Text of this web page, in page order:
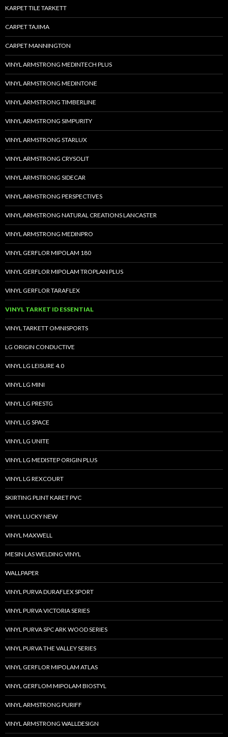
KARPET TILE TARKETT
CARPET TAJIMA
CARPET MANNINGTON
VINYL ARMSTRONG MEDINTECH PLUS
VINYL ARMSTRONG MEDINTONE
VINYL ARMSTRONG TIMBERLINE
VINYL ARMSTRONG SIMPURITY
VINYL ARMSTRONG STARLUX
VINYL ARMSTRONG CRYSOLIT
VINYL ARMSTRONG SIDECAR
VINYL ARMSTRONG PERSPECTIVES
VINYL ARMSTRONG NATURAL CREATIONS LANCASTER
VINYL ARMSTRONG MEDINPRO
VINYL GERFLOR MIPOLAM 180
VINYL GERFLOR MIPOLAM TROPLAN PLUS
VINYL GERFLOR TARAFLEX
VINYL TARKET ID ESSENTIAL
VINYL TARKETT OMNISPORTS
LG ORIGIN CONDUCTIVE
VINYL LG LEISURE 4.0
VINYL LG MINI
VINYL LG PRESTG
VINYL LG SPACE
VINYL LG UNITE
VINYL LG MEDISTEP ORIGIN PLUS
VINYL LG REXCOURT
SKIRTING PLINT KARET PVC
VINYL LUCKY NEW
VINYL MAXWELL
MESIN LAS WELDING VINYL
WALLPAPER
VINYL PURVA DURAFLEX SPORT
VINYL PURVA VICTORIA SERIES
VINYL PURVA SPC ARK WOOD SERIES
VINYL PURVA THE VALLEY SERIES
VINYL GERFLOR MIPOLAM ATLAS
VINYL GERFLOM MIPOLAM BIOSTYL
VINYL ARMSTRONG PURIFF
VINYL ARMSTRONG WALLDESIGN